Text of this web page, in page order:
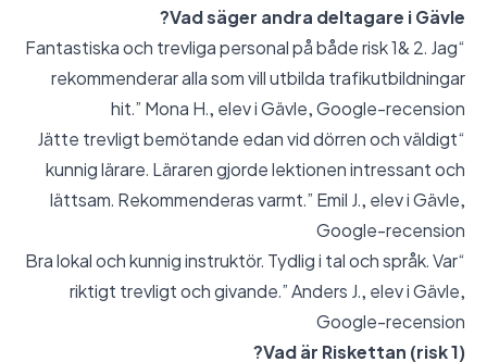
Vad säger andra deltagare i Gävle?
“Fantastiska och trevliga personal på både risk 1& 2. Jag
rekommenderar alla som vill utbilda trafikutbildningar
hit.” Mona H., elev i Gävle,Google-recension
“Jätte trevligt bemötande edan vid dörren och väldigt
kunnig lärare. Läraren gjorde lektionen intressant och
lättsam. Rekommenderas varmt.” Emil J., elev i Gävle,
Google-recension
“Bra lokal och kunnig instruktör. Tydlig i tal och språk. Var
riktigt trevligt och givande.” Anders J., elev i Gävle,
Google-recension
Vad är Riskettan (risk 1)?